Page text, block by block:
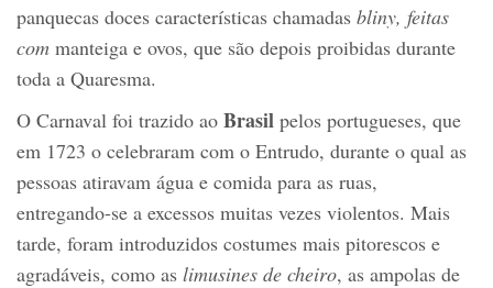
panquecas doces características chamadas bliny, feitas
com manteiga e ovos, que são depois proibidas durante
toda a Quaresma.
O Carnaval foi trazido ao Brasil pelos portugueses, que
em 1723 o celebraram com o Entrudo, durante o qual as
pessoas atiravam água e comida para as ruas,
entregando-se a excessos muitas vezes violentos. Mais
tarde, foram introduzidos costumes mais pitorescos e
agradáveis, como as limusines de cheiro, as ampolas de